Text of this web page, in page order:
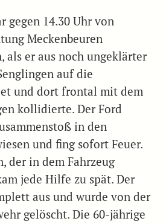
gegen 14.30 Uhr von
Meckenbeuren
als er aus noch ungeklärter
auf die
und dort frontal mit dem
kollidierte. Der Ford
in den
und fing sofort Feuer.
der in dem Fahrzeug
jede Hilfe zu spät. Der
aus und wurde von der
gelöscht. Die 60-jährige